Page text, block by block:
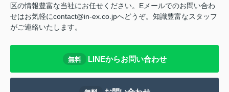
区の情報豊富な当社にお任せください。Eメールでのお問い合わ
せはお気軽にcontact@in-ex.co.jpへどうぞ。知識豊富なスタッフ
がご連絡いたします。
無料 LINEからお問い合わせ